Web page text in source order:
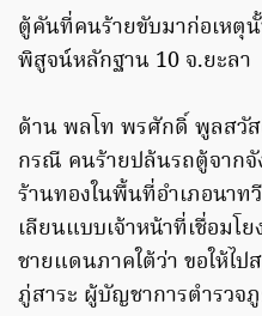
ตู้คันที่คนร้ายขับมาก่อเหตุ
พิสูจน์หลักฐาน 10 จ.ยะลา
ด้าน พลโท พรศักดิ์ พูลสวั
กรณี คนร้ายปล้นรถตู้จาก
ร้านทองในพื้นที่อำเภอนาท
เลียนแบบเจ้าหน้าที่เชื่อมโ
ชายแดนภาคใต้ว่า ขอให้
ภู่สาระ ผู้บัญชาการตำรวจ